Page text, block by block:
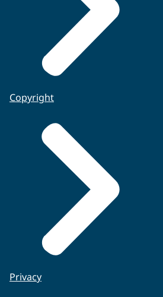
Copyright
Privacy